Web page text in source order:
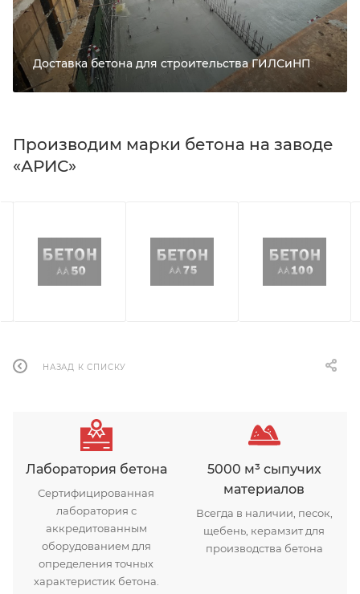
Доставка бетона для строительства ГИЛСиНП
Производим марки бетона на заводе
«АРИС»
НАЗАД К СПИСКУ
Лаборатория бетона
Сертифицированная
лаборатория с
аккредитованным
оборудованием для
определения точных
характеристик бетона.
5000 м³ сыпучих
материалов
Всегда в наличии, песок,
щебень, керамзит для
производства бетона